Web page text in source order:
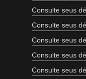
Consulte seus
Consulte seus
Consulte seus
Consulte seus
Consulte seus